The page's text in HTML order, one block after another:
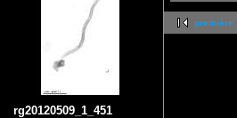
rg20120509_1_451
première